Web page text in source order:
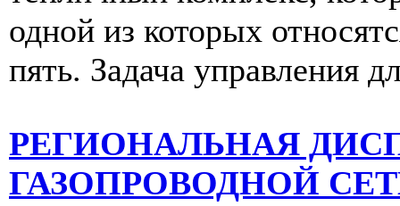
одной из которых
пять. Задача управления
РЕГИОНАЛЬНАЯ
ГАЗОПРОВОДНОЙ